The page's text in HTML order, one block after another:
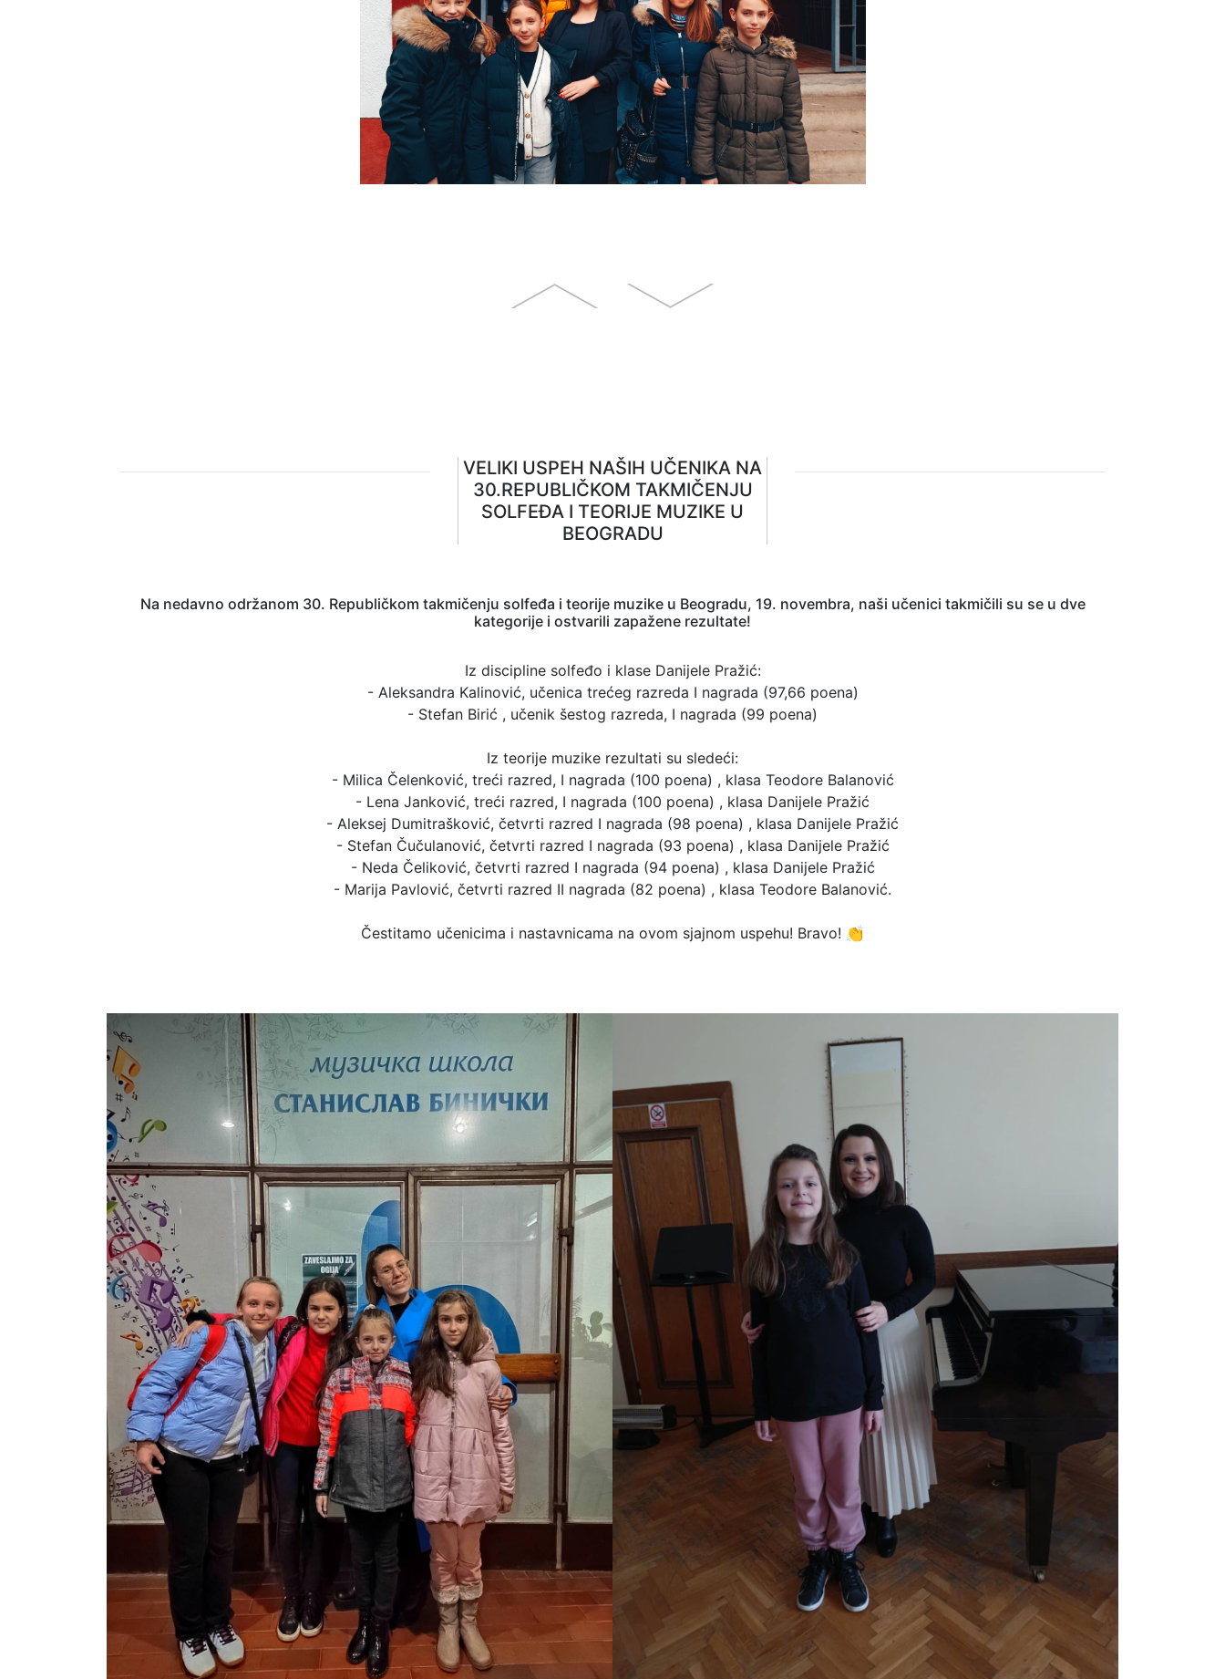
VELIKI USPEH NAŠIH UČENIKA NA
30.REPUBLIČKOM TAKMIČENJU
SOLFEĐA I TEORIJE MUZIKE U
BEOGRADU
Na nedavno održanom 30. Republičkom takmičenju solfeđa i teorije muzike u Beogradu, 19. novembra, naši učenici takmičili su se u dve
kategorije i ostvarili zapažene rezultate!
Iz discipline solfeđo i klase Danijele Pražić:
- Aleksandra Kalinović, učenica trećeg razreda I nagrada (97,66 poena)
- Stefan Birić , učenik šestog razreda, I nagrada (99 poena)
Iz teorije muzike rezultati su sledeći:
- Milica Čelenković, treći razred, I nagrada (100 poena) , klasa Teodore Balanović
- Lena Janković, treći razred, I nagrada (100 poena) , klasa Danijele Pražić
- Aleksej Dumitrašković, četvrti razred I nagrada (98 poena) , klasa Danijele Pražić
- Stefan Čučulanović, četvrti razred I nagrada (93 poena) , klasa Danijele Pražić
- Neda Čeliković, četvrti razred I nagrada (94 poena) , klasa Danijele Pražić
- Marija Pavlović, četvrti razred II nagrada (82 poena) , klasa Teodore Balanović.
Čestitamo učenicima i nastavnicama na ovom sjajnom uspehu! Bravo! 👏